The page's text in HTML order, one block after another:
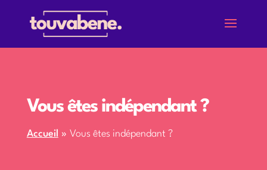
Vous êtes indépendant ?
Accueil » Vous êtes indépendant ?